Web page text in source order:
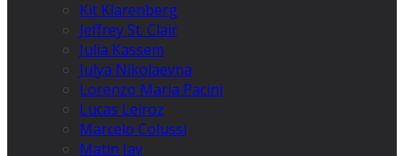
Kit Klarenberg
Jeffrey St. Clair
Julia Kassem
Julya Nikolaevna
Lorenzo Maria Pacini
Lucas Leiroz
Marcelo Colussi
Matin Jay